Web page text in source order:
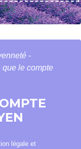
-
que le compte
légale et